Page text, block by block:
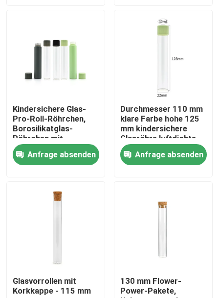
Produkte
Videos
Über uns
Fabrik-Ausflug
Treten Sie mit uns in Verbindung
Fordern Sie ein Zitat
Glaskonzentrat-Gläser
Kindersichere Glas-
Pro-Roll-Röhrchen,
Borosilikatglas-
Röhrchen mit
Schraubverschluss,
109 mmAnfrage absenden
Durchmesser 110 mm
klare Farbe hohe 125
mm kindersichere
Glasröhre luftdichte
Geruchsröhre Glas
Anfrage absenden
Glasvorrollen mit
Korkkappe - 115 mm
130 mm Flower-
Power-Pakete,